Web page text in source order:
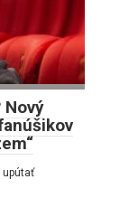
Nový
upútať